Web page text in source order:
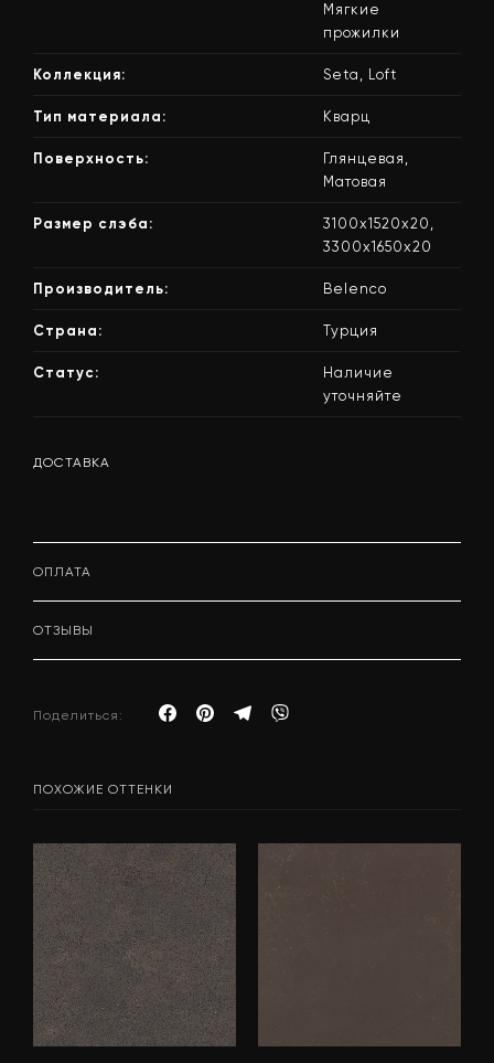
Мягкие
прожилки
Коллекция: Seta, Loft
Тип материала: Кварц
Поверхность:
Глянцевая,
Матовая
Размер слэба:
3100х1520х20,
3300х1650х20
Производитель: Belenco
Страна: Турция
Статус:
Наличие
уточняйте
ДОСТАВКА
ОПЛАТА
ОТЗЫВЫ
Поделиться:
ПОХОЖИЕ ОТТЕНКИ